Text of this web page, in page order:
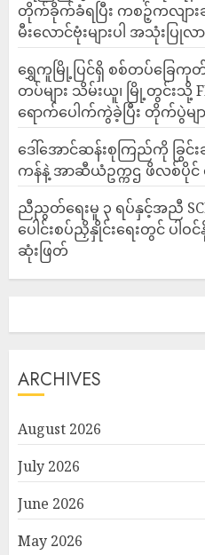
တိုက်ခိုက်ခံရပြီး ကစဉ့်ကလျာ
မီးလောင်ဗုံးများပါ အသုံးပြုလာ
ရွှေကူမြို့ပြင်ရှိ စစ်တပ်ခြေကုတ်စ
တပ်များ သိမ်းယူ၊ မြို့တွင်းသို့
ရောက်ပေါက်ကွဲခဲ့ပြီး တိုက်ပွဲမျ
ဒေါ်အောင်ဆန်းစုကြည်ကို ခြွ
ကန်နဲ့ အာဆီယံဥက္ကဌ ဖိလစ်ပိုင်
ညီညွတ်ရေးမူ ၃ ရပ်နှင့်အညီ
ပေါင်းစပ်ညှိနှိုင်းရေးတွင် ပါဝင်
ဆုံးဖြတ်
ARCHIVES
August 2026
July 2026
June 2026
May 2026